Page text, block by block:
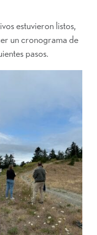
estuvieron listos,
un cronograma de
pasos.